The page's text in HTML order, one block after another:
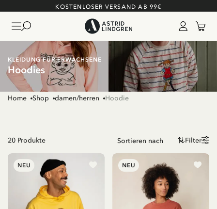
KOSTENLOSER VERSAND AB 99€
KLEIDUNG FÜR ERWACHSENE
Hoodies
Home Shop damen/herren Hoodie
20 Produkte Filter
NEU NEU